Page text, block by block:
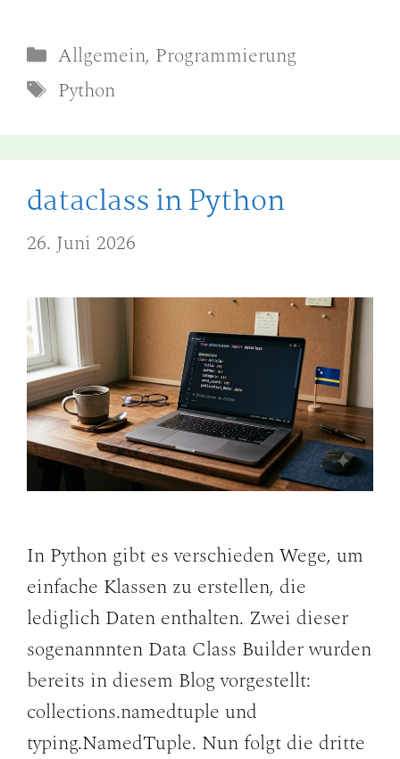
Kategorien
Allgemein, Programmierung
Schlagwörter
Python
dataclass in Python
26. Juni 2026
In Python gibt es verschieden Wege, um
einfache Klassen zu erstellen, die
lediglich Daten enthalten. Zwei dieser
sogenannnten Data Class Builder wurden
bereits in diesem Blog vorgestellt:
collections.namedtuple und
typing.NamedTuple. Nun folgt die dritte